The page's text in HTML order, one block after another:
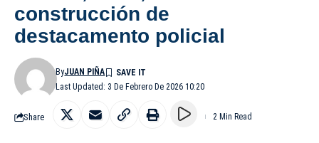
construcción de
destacamento policial
Last Updated: 3 De Febrero De 2026 10:20
ByJUAN PIÑA
Share 2 Min Read